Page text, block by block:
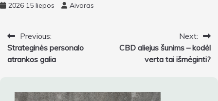
2026 15 liepos Aivaras
Navigacija
tarp
Previous:
Strateginės personalo
atrankos galia
Next:
CBD aliejus šunims – kodėl
verta tai išmėginti?